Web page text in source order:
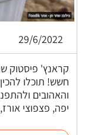
29/6/2022
קראנץ' פיסטוק
חשש! תוכלו
והאהובים
יפה, פצפוצי